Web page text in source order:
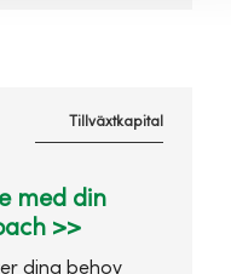
Tillväxtkapital
med din
>>
dina behov